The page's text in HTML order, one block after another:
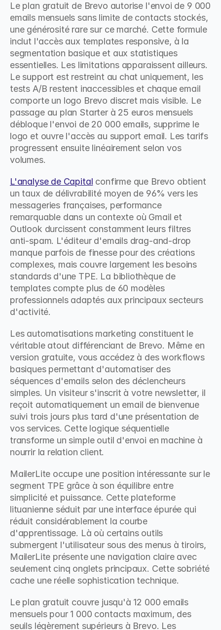
Le plan gratuit de Brevo autorise l'envoi de 9 000
emails mensuels sans limite de contacts stockés,
une générosité rare sur ce marché. Cette formule
inclut l'accès aux templates responsive, à la
segmentation basique et aux statistiques
essentielles. Les limitations apparaissent ailleurs.
Le support est restreint au chat uniquement, les
tests A/B restent inaccessibles et chaque email
comporte un logo Brevo discret mais visible. Le
passage au plan Starter à 25 euros mensuels
débloque l'envoi de 20 000 emails, supprime le
logo et ouvre l'accès au support email. Les tarifs
progressent ensuite linéairement selon vos
volumes.
L'analyse de Capital confirme que Brevo obtient
un taux de délivrabilité moyen de 96% vers les
messageries françaises, performance
remarquable dans un contexte où Gmail et
Outlook durcissent constamment leurs filtres
anti-spam. L'éditeur d'emails drag-and-drop
manque parfois de finesse pour des créations
complexes, mais couvre largement les besoins
standards d'une TPE. La bibliothèque de
templates compte plus de 60 modèles
professionnels adaptés aux principaux secteurs
d'activité.
Les automatisations marketing constituent le
véritable atout différenciant de Brevo. Même en
version gratuite, vous accédez à des workflows
basiques permettant d'automatiser des
séquences d'emails selon des déclencheurs
simples. Un visiteur s'inscrit à votre newsletter, il
reçoit automatiquement un email de bienvenue
suivi trois jours plus tard d'une présentation de
vos services. Cette logique séquentielle
transforme un simple outil d'envoi en machine à
nourrir la relation client.
MailerLite occupe une position intéressante sur le
segment TPE grâce à son équilibre entre
simplicité et puissance. Cette plateforme
lituanienne séduit par une interface épurée qui
réduit considérablement la courbe
d'apprentissage. Là où certains outils
submergent l'utilisateur sous des menus à tiroirs,
MailerLite présente une navigation claire avec
seulement cinq onglets principaux. Cette sobriété
cache une réelle sophistication technique.
Le plan gratuit couvre jusqu'à 12 000 emails
mensuels pour 1 000 contacts maximum, des
seuils légèrement supérieurs à Brevo. Les